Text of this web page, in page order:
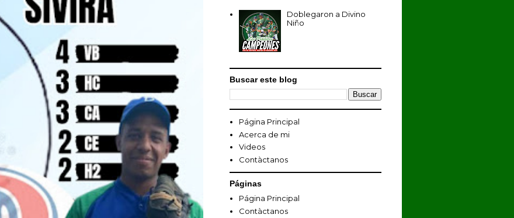
Doblegaron a Divino
Niño
Buscar este blog
Página Principal
Acerca de mi
Videos
Contàctanos
Páginas
Página Principal
Contàctanos